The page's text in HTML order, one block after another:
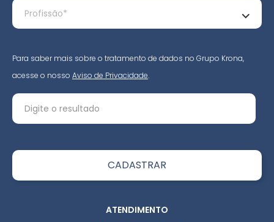
Para saber mais sobre o tratamento de dados no Grupo Krona,
acesse o nosso Aviso de Privacidade.
ATENDIMENTO